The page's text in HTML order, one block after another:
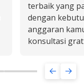
terbaik yang
dengan
anggaran
konsultasi